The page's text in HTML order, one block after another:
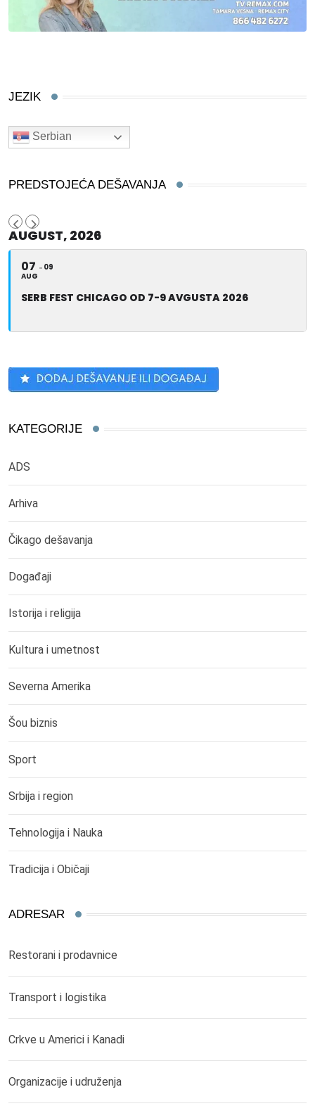
JEZIK
Serbian
PREDSTOJEĆA DEŠAVANJA
AUGUST, 2026
07
AUG
09
SERB FEST CHICAGO OD 7-9 AVGUSTA 2026
KATEGORIJE
ADS
Arhiva
Čikago dešavanja
Događaji
Istorija i religija
Kultura i umetnost
Severna Amerika
Šou biznis
Sport
Srbija i region
Tehnologija i Nauka
Tradicija i Običaji
ADRESAR
Restorani i prodavnice
Transport i logistika
Crkve u Americi i Kanadi
Organizacije i udruženja